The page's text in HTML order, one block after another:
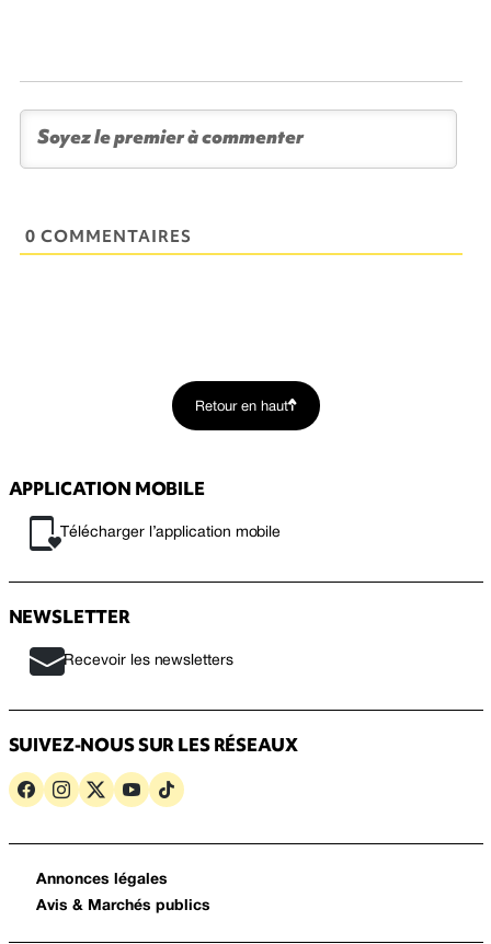
0 COMMENTAIRES
Retour en haut
APPLICATION MOBILE
Télécharger l’application mobile
NEWSLETTER
Recevoir les newsletters
SUIVEZ-NOUS SUR LES RÉSEAUX
Annonces légales
Avis & Marchés publics